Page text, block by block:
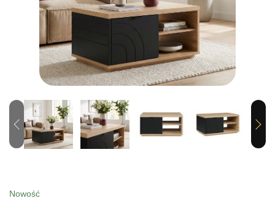
Previous Next
Nowość